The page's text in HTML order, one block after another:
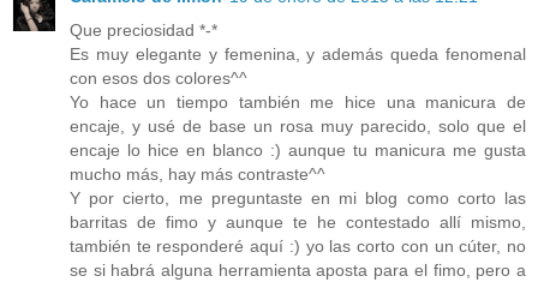
Que preciosidad *-*
Es muy elegante y femenina, y además queda fenomenal
con esos dos colores^^
Yo hace un tiempo también me hice una manicura de
encaje, y usé de base un rosa muy parecido, solo que el
encaje lo hice en blanco :) aunque tu manicura me gusta
mucho más, hay más contraste^^
Y por cierto, me preguntaste en mi blog como corto las
barritas de fimo y aunque te he contestado allí mismo,
también te responderé aquí :) yo las corto con un cúter, no
se si habrá alguna herramienta aposta para el fimo, pero a